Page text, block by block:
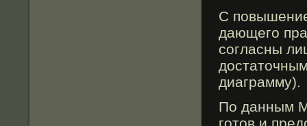
С
дающегο
согласны
диаграмму).
По данным